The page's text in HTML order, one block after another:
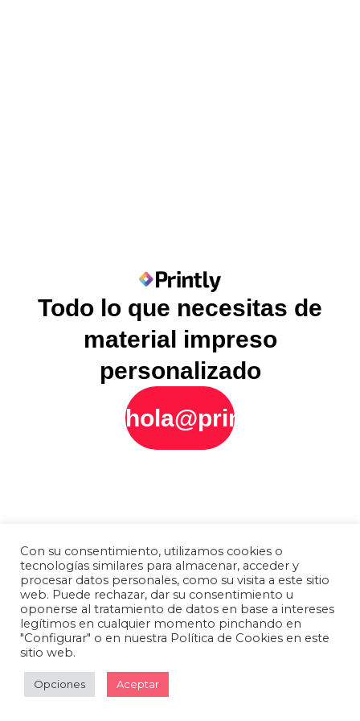
Todo lo que necesitas de
material impreso
personalizado
hola@printly.es
Con su consentimiento, utilizamos cookies o
tecnologías similares para almacenar, acceder y
procesar datos personales, como su visita a este sitio
web. Puede rechazar, dar su consentimiento u
oponerse al tratamiento de datos en base a intereses
legítimos en cualquier momento pinchando en
"Configurar" o en nuestra Política de Cookies en este
sitio web.
Opciones Aceptar